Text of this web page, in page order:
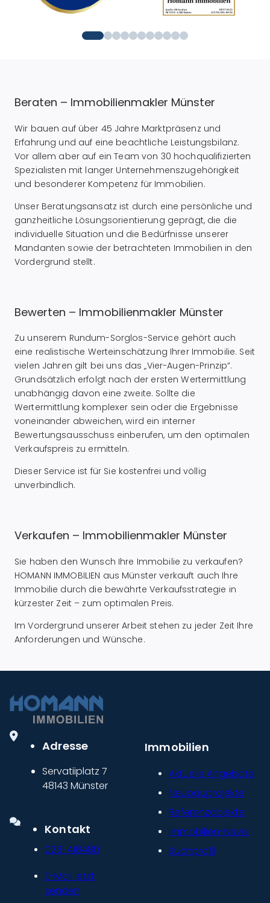
Beraten – Immobilienmakler Münster
Wir bauen auf über 45 Jahre Marktpräsenz und
Erfahrung und auf eine beachtliche Leistungsbilanz.
Vor allem aber auf ein Team von 30 hochqualifizierten
Spezialisten mit langer Unternehmenszugehörigkeit
und besonderer Kompetenz für Immobilien.
Unser Beratungsansatz ist durch eine persönliche und
ganzheitliche Lösungsorientierung geprägt, die die
individuelle Situation und die Bedürfnisse unserer
Mandanten sowie der betrachteten Immobilien in den
Vordergrund stellt.
Bewerten – Immobilienmakler Münster
Zu unserem Rundum-Sorglos-Service gehört auch
eine realistische Werteinschätzung Ihrer Immobilie. Seit
vielen Jahren gilt bei uns das „Vier-Augen-Prinzip“.
Grundsätzlich erfolgt nach der ersten Wertermittlung
unabhängig davon eine zweite. Sollte die
Wertermittlung komplexer sein oder die Ergebnisse
voneinander abweichen, wird ein interner
Bewertungsausschuss einberufen, um den optimalen
Verkaufspreis zu ermitteln.
Dieser Service ist für Sie kostenfrei und völlig
unverbindlich.
Verkaufen – Immobilienmakler Münster
Sie haben den Wunsch Ihre Immobilie zu verkaufen?
HOMANN IMMOBILIEN aus Münster verkauft auch Ihre
Immobilie durch die bewährte Verkaufsstrategie in
kürzester Zeit – zum optimalen Preis.
Im Vordergrund unserer Arbeit stehen zu jeder Zeit Ihre
Anforderungen und Wünsche.
Adresse
Servatiiplatz 7
48143 Münster
Kontakt
0251 418480
E-Mail jetzt
senden
Immobilien
Aktuelle Angebote
Neubauprojekte
Referenzobjekte
Immobilien-News
Suchprofil